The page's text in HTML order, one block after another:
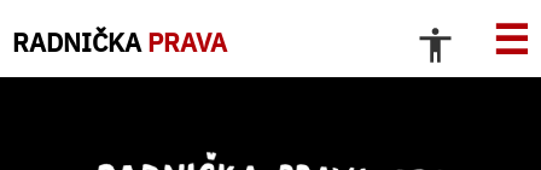
RADNIČKA PRAVA ☰